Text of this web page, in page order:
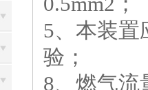
5、本装置
验；
8、燃气流